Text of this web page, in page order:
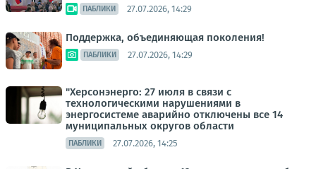
ПАБЛИКИ 27.07.2026, 14:29
Поддержка, объединяющая поколения!
ПАБЛИКИ 27.07.2026, 14:29
"Херсонэнерго: 27 июля в связи с
технологическими нарушениями в
энергосистеме аварийно отключены все 14
муниципальных округов области
ПАБЛИКИ 27.07.2026, 14:25